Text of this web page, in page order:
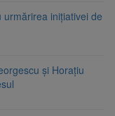
inițiativei de
și Horațiu